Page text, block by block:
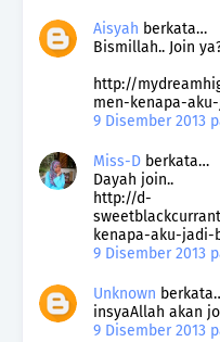
Aisyah berkata…
Bismillah.. Join
http://
men-kenapa-
9 Disember 2013
Miss-D berkata…
Dayah join..
http://d-
kenapa-aku-jadi-
9 Disember 2013
Unknown
insyaAllah akan
9 Disember 2013